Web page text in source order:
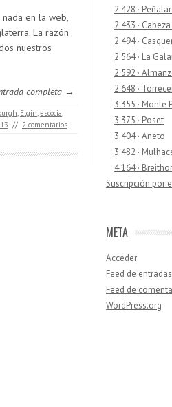
en la web,
La razón
nuestros
completa →
, Elgin,escocia,
// 2 comentarios
2.428 ·
2.433 ·
2.494 ·
2.564 · La
2.592 ·
2.648 ·
3.355 · Monte
3.375 · Poset
3.404 · Aneto
3.482 ·
4.164 ·
Suscripción por
META
Acceder
Feed de entradas
Feed de
WordPress.org